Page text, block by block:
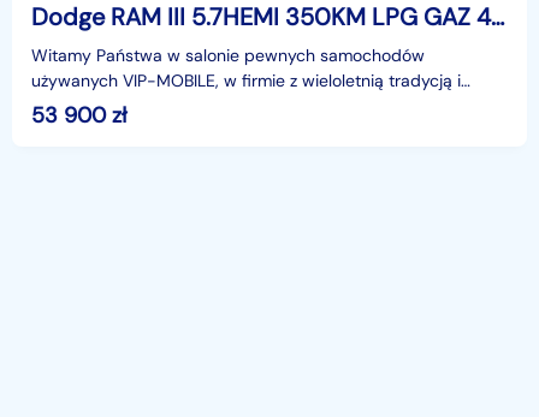
Dodge RAM III 5.7HEMI 350KM LPG GAZ 4x4 Klima Skóra Hak Zarejestrowany w PL
Witamy Państwa w salonie pewnych samochodów
używanych VIP-MOBILE, w firmie z wieloletnią tradycją i
nieposzlakowaną opinią.Do sprzedania posiadamy samochód
Dodg
53 900zł